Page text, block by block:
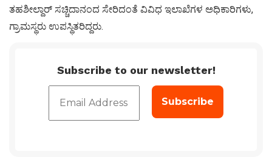
ತಹಶೀಲ್ದಾರ್ ಸಚ್ಚಿದಾನಂದ ಸೇರಿದಂತೆ ವಿವಿಧ ಇಲಾಖೆಗಳ ಅಧಿಕಾರಿಗಳು,
ಗ್ರಾಮಸ್ಥರು ಉಪಸ್ಥಿತರಿದ್ದರು.
Subscribe to our newsletter!